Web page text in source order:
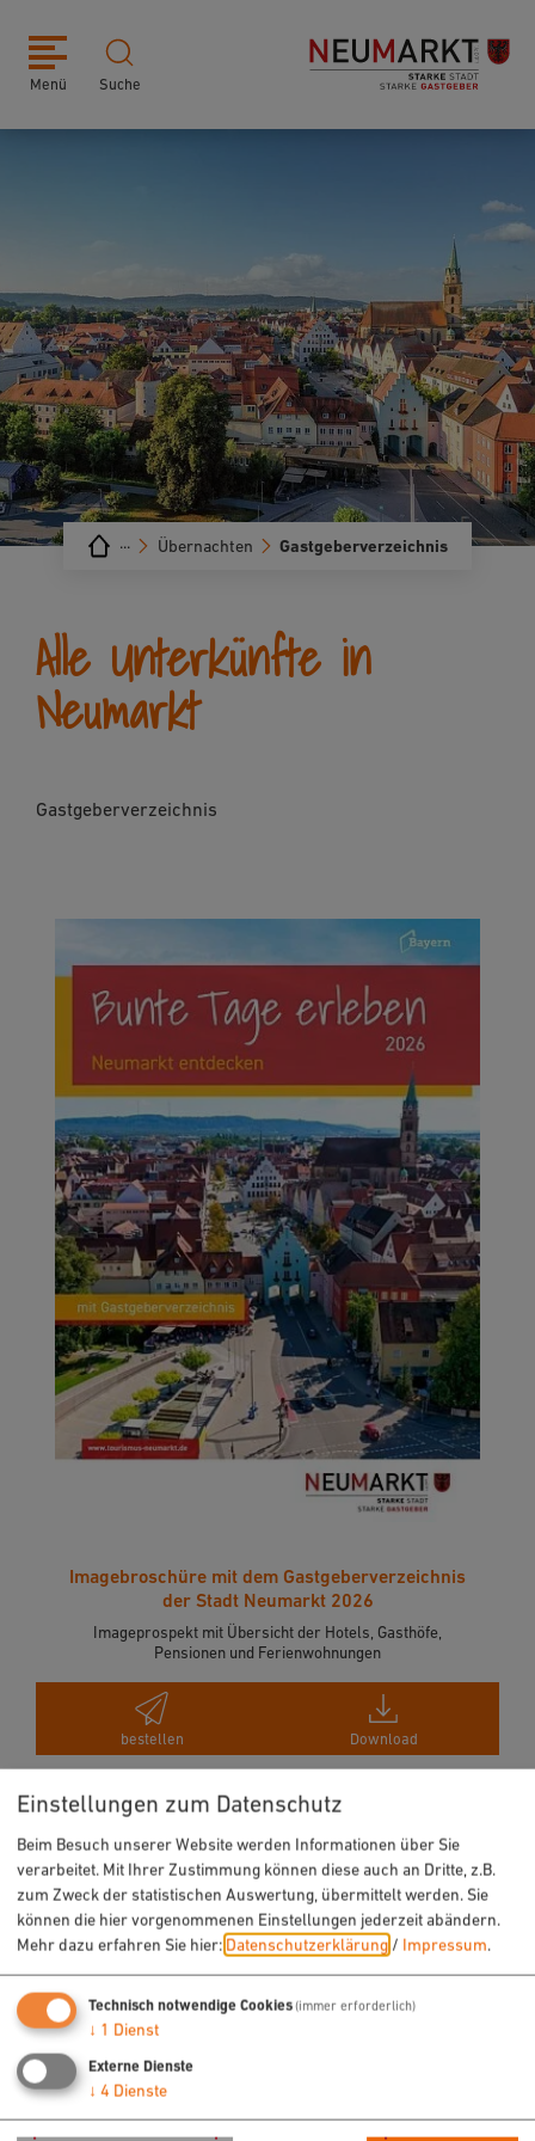
Menü Suche
Gastgeberverzeichnis
Übernachten
···
Alle Unterkünfte in
Neumarkt
Gastgeberverzeichnis
Imagebroschüre mit dem Gastgeberverzeichnis
der Stadt Neumarkt 2026
Imageprospekt mit Übersicht der Hotels, Gasthöfe,
Pensionen und Ferienwohnungen
bestellen Download
URLAUB & FREIZEIT
Radfahren
Wandern
Freizeit
Sehenswertes
Veranstaltungen
Einstellungen zum Datenschutz
Beim Besuch unserer Website werden Informationen über Sie
verarbeitet. Mit Ihrer Zustimmung können diese auch an Dritte, z.B.
zum Zweck der statistischen Auswertung, übermittelt werden. Sie
können die hier vorgenommenen Einstellungen jederzeit abändern.
Mehr dazu erfahren Sie hier: Datenschutzerklärung / Impressum.
Technisch notwendige Cookies(immer erforderlich)
↓ 1 Dienst
Externe Dienste
↓ 4 Dienste